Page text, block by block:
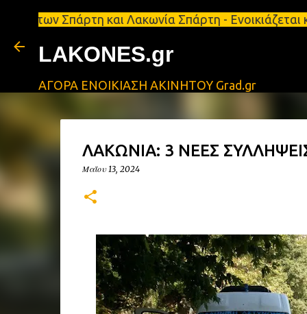
και Λακωνία Σπάρτη - Ενοικιάζεται
LAKONES.gr
ΑΓΟΡΑ ΕΝΟΙΚΙΑΣΗ ΑΚΙΝΗΤΟΥ Grad.gr
ΛΑΚΩΝΙΑ: 3 ΝΕΕΣ ΣΥΛΛΗΨΕΙΣ
Μαΐου 13, 2024